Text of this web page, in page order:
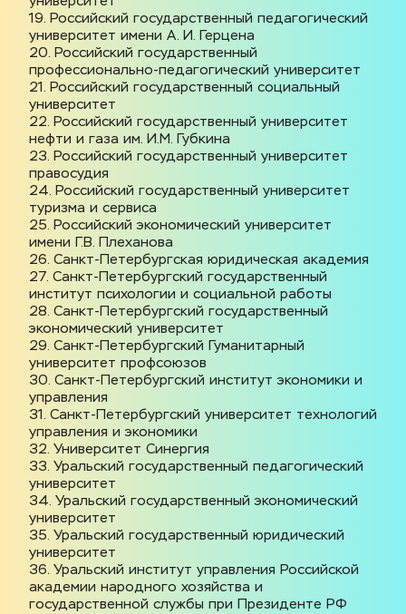
19. Российский государственный педагогический
университет имени А. И. Герцена
20. Российский государственный
профессионально-педагогический университет
21. Российский государственный социальный
университет
22. Российский государственный университет
нефти и газа им. И.М. Губкина
23. Российский государственный университет
правосудия
24. Российский государственный университет
туризма и сервиса
25. Российский экономический университет
имени Г.В. Плеханова
26. Санкт-Петербургская юридическая академия
27. Санкт-Петербургский государственный
институт психологии и социальной работы
28. Санкт-Петербургский государственный
экономический университет
29. Санкт-Петербургский Гуманитарный
университет профсоюзов
30. Санкт-Петербургский институт экономики и
управления
31. Санкт-Петербургский университет технологий
управления и экономики
32. Университет Синергия
33. Уральский государственный педагогический
университет
34. Уральский государственный экономический
университет
35. Уральский государственный юридический
университет
36. Уральский институт управления Российской
академии народного хозяйства и
государственной службы при Президенте РФ